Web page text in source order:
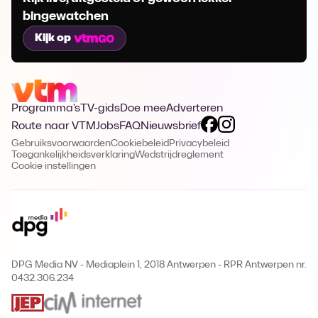
bingewatchen
Kijk op
Programma's TV-gidsDoe meeAdverteren
Route naar VTMJobsFAQNieuwsbrief
GebruiksvoorwaardenCookiebeleid Privacybeleid
ToegankelijkheidsverklaringWedstrijdreglement
Cookie instellingen
DPG Media NV - Mediaplein 1, 2018 Antwerpen - RPR Antwerpen nr.
0432.306.234